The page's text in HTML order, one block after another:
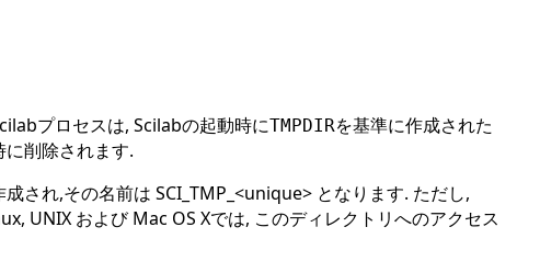
プロセスは, Scilabの起動時にTMPDIRを基準に作成された
削除されます.
され,その名前は SCI_TMP_<unique> となります. ただし,
UNIX および Mac OS Xでは, このディレクトリへのアクセス